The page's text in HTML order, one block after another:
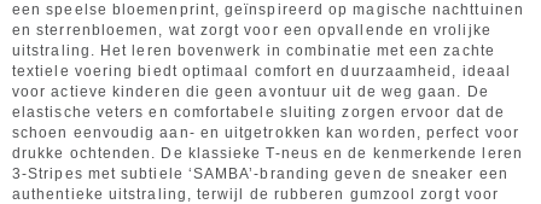
een speelse bloemenprint, geïnspireerd op magische nachttuinen
en sterrenbloemen, wat zorgt voor een opvallende en vrolijke
uitstraling. Het leren bovenwerk in combinatie met een zachte
textiele voering biedt optimaal comfort en duurzaamheid, ideaal
voor actieve kinderen die geen avontuur uit de weg gaan. De
elastische veters en comfortabele sluiting zorgen ervoor dat de
schoen eenvoudig aan- en uitgetrokken kan worden, perfect voor
drukke ochtenden. De klassieke T-neus en de kenmerkende leren
3-Stripes met subtiele ‘SAMBA’-branding geven de sneaker een
authentieke uitstraling, terwijl de rubberen gumzool zorgt voor